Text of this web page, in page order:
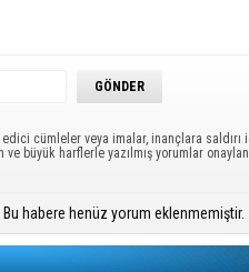
cümleler veya imalar, inançlara saldırı
büyük harflerle yazılmış yorumlar
Bu habere henüz yorum eklenmemiştir.